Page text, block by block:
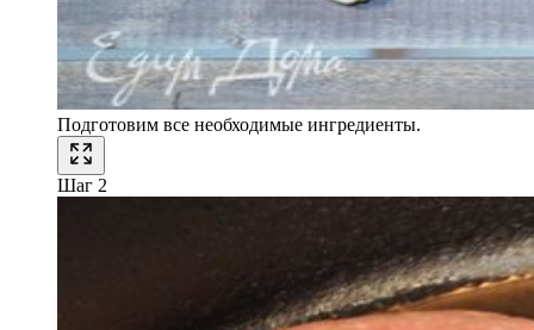
Подготовим все необходимые ингредиенты.
Шаг 2